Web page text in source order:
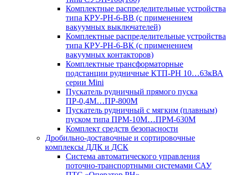
Комплектные распределительные устройства
типа КРУ-РН-6-ВВ (с применением
вакуумных выключателей)
Комплектные распределительные устройства
типа КРУ-РН-6-ВК (с применением
вакуумных контакторов)
Комплектные трансформаторные
подстанции рудничные КТП-РН 10…63кВА
серии Mini
Пускатель рудничный прямого пуска
ПР-0,4М…ПР-800М
Пускатель рудничный с мягким (плавным)
пуском типа ПРМ-10М…ПРМ-630М
Комплект средств безопасности
Дробильно-доставочные и сортировочные
комплексы ДДК и ДСК
Система автоматического управления
поточно-транспортными системами САУ